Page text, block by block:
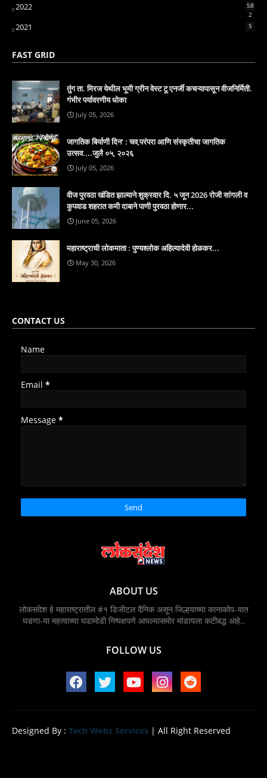
2022
58
2
2021 5
FAST GRID
तुंग ता. मिरज येथील भूमी ग्रीन वेस्ट टू एनर्जी कचऱ्यापासून वीजनिर्मिती.
गंभीर पर्यावरणीय धोका
July 05, 2026
जागतिक बिर्याणी दिन' : चव,परंपरा आणि संस्कृतीचा जागतिक
उत्सव....जुलै ०५, २०२६
July 05, 2026
वीज पुरवठा खंडित झाल्याने शुक्रवार दि. ५ जून 2026 रोजी सांगली व
कुपवाड शहरात कमी दाबाने पाणी पुरवठा होणार...
June 05, 2026
महाराष्ट्राची लोकमाता : पुण्यश्लोक अहिल्यादेवी होळकर...
May 30, 2026
CONTACT US
Name
Email *
Message *
ABOUT US
लोकसंदेश हे महाराष्ट्रातील #१ डिजीटल दैनिक असून जिल्हयाच्या कानाकोप-यात
घडणा-या महत्वाच्या घडामोडी निष्पक्षपणे आपल्यासमोर मांडायला कटीबद्ध आहे..
FOLLOW US
Designed By : Tech Webz Services | All Right Reserved